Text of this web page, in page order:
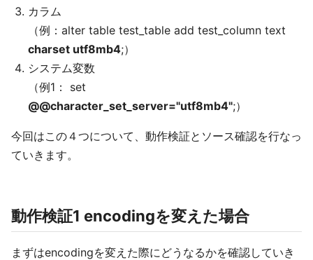
カラム
（例：alter table test_table add test_column text
charset utf8mb4;）
システム変数
（例1： set
@@character_set_server="utf8mb4";）
今回はこの４つについて、動作検証とソース確認を行なっ
ていきます。
動作検証1 encodingを変えた場合
まずはencodingを変えた際にどうなるかを確認していき